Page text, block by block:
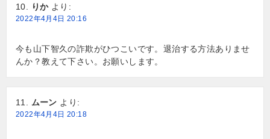
りか より:
2022年4月4日 20:16
今も山下智久の詐欺がひつこいです。退治する方法ありませ
んか？教えて下さい。お願いします。
ムーン より:
2022年4月4日 20:18